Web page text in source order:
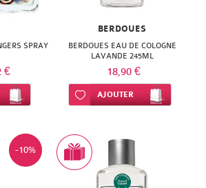
SPRAY
€
BERDOUES
BERDOUES EAU DE COLOGNE
LAVANDE 245ML
18,90 €
Ajouter à ma liste d’envie
AJOUTER
-10%